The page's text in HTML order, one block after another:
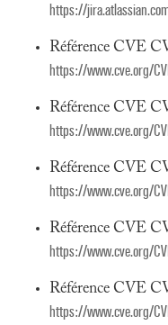
https://
Référence CVE
https://www.cve.org/
Référence CVE
https://www.cve.org/
Référence CVE
https://www.cve.org/
Référence CVE
https://www.cve.org/
Référence CVE
https://www.cve.org/